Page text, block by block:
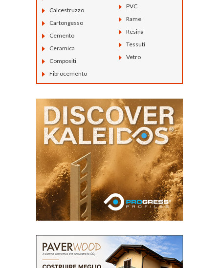
Calcestruzzo
Cartongesso
Cemento
Ceramica
Compositi
Fibrocemento
PVC
Rame
Resina
Tessuti
Vetro